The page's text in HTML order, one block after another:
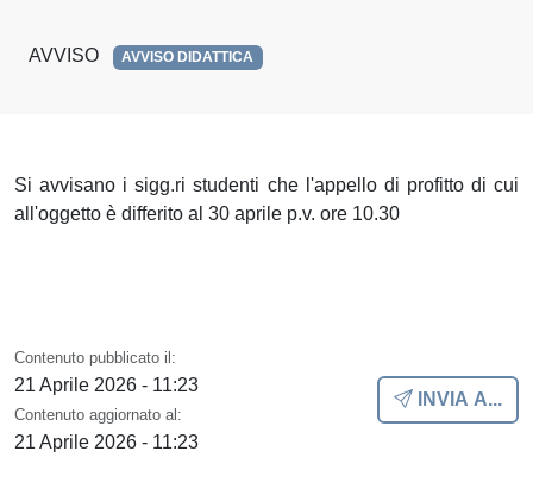
AVVISO AVVISO DIDATTICA
Si avvisano i sigg.ri studenti che l'appello di profitto di cui
all'oggetto è differito al 30 aprile p.v. ore 10.30
Contenuto pubblicato il:
21 Aprile 2026 - 11:23
Contenuto aggiornato al:
21 Aprile 2026 - 11:23
INVIA A...